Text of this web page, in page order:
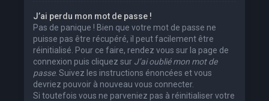
J’ai perdu mon mot de passe !
Pas de panique ! Bien que votre mot de passe ne
puisse pas être récupéré, il peut facilement être
réinitialisé. Pour ce faire, rendez vous sur la page de
connexion puis cliquez sur J’ai oublié mon mot de
passe. Suivez les instructions énoncées et vous
devriez pouvoir à nouveau vous connecter.
Si toutefois vous ne parveniez pas à réinitialiser votre